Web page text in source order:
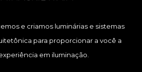
e criamos luminárias e sistemas
para proporcionar a você a
em iluminação.